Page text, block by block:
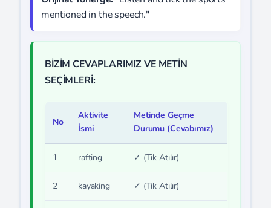
mentioned in the speech."
BİZİM CEVAPLARIMIZ VE METİN
SEÇİMLERİ:
No
Aktivite
İsmi
Metinde Geçme
Durumu (Cevabımız)
1 rafting ✓ (Tik Atılır)
2 kayaking ✓ (Tik Atılır)